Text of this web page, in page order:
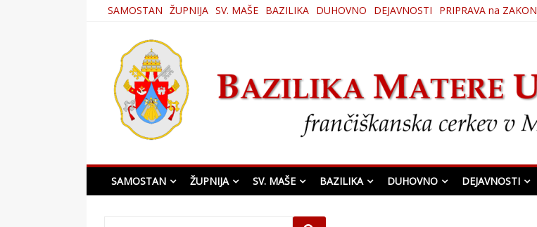
SAMOSTAN ŽUPNIJA SV. MAŠE BAZILIKA DUHOVNO DEJAVNOSTI PRIPRAVA na ZAKON
Bazilika Matere Usmiljenja
SAMOSTAN ŽUPNIJA SV. MAŠE BAZILIKA DUHOVNO DEJAVNOSTI